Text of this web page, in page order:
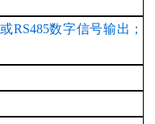
或RS485数字信号输出；